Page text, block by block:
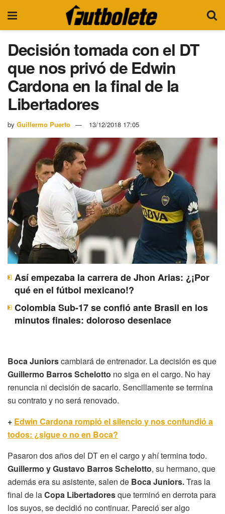
Decisión tomada con el DT
que nos privó de Edwin
Cardona en la final de la
Libertadores
by Guillermo Puerto 13/12/2018 17:05
Así empezaba la carrera de Jhon Arias: ¿¡Por
qué en el fútbol mexicano!?
Colombia Sub-17 se confió ante Brasil en los
minutos finales: doloroso desenlace
Boca Juniorscambiará de entrenador. La decisión es que
Guillermo Barros Schelotto no siga en el cargo. No hay
renuncia ni decisión de sacarlo. Sencillamente se termina
su contrato y no será renovado.
+ Edwin Cardona rompió el silencio y nos confundió a
todos: ¿sigue o no en Boca?
Pasaron dos años del DT en el cargo y ahí termina todo.
Guillermo y Gustavo Barros Schelotto, su hermano, que
además era su asistente, salen de Boca Juniors.Tras la
final de laCopa Libertadoresque terminó en derrota para
los suyos, se decidió no continuar. Pareció ser algo